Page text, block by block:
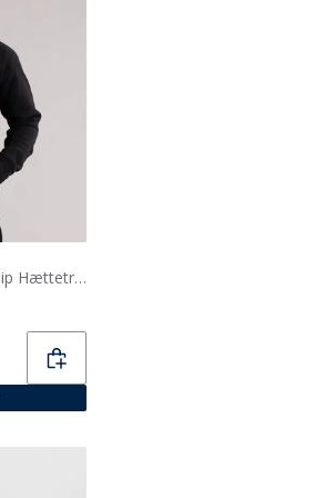
Ellesse Herre Klemerio Full Zip Hættetrøje Sort